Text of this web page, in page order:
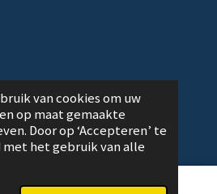
van cookies om uw
op maat gemaakte
Door op ‘Accepteren’ te
het gebruik van alle